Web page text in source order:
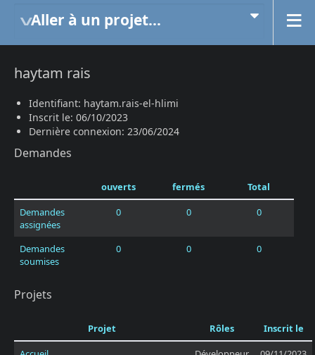
Aller à un projet...
haytam rais
Identifiant: haytam.rais-el-hlimi
Inscrit le: 06/10/2023
Dernière connexion: 23/06/2024
Demandes
ouverts fermés
Total
Demandes
assignées
0 0 0
Demandes
soumises
0 0 0
Projets
Projet Rôles
Inscrit le